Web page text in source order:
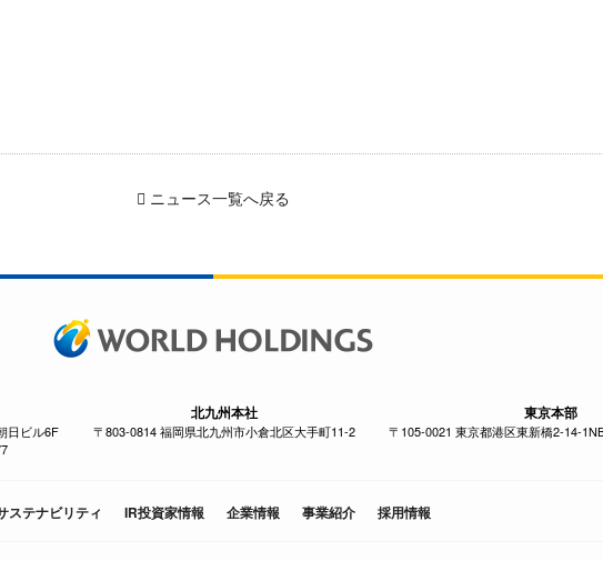
ニュース一覧へ戻る
日ビル6F
北九州本社
〒803-0814 福岡県北九州市小倉北区大手町11-2
東京本部
〒105-0021 東京都港区東新橋2-14-
ステナビリティ IR投資家情報 企業情報 事業紹介 採用情報